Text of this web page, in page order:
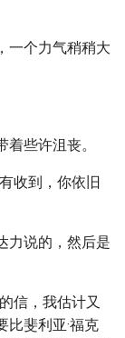
一个力气稍稍大
些许沮丧。
收到，你依旧
力说的，然后是
信，我估计又
比斐利亚·福克